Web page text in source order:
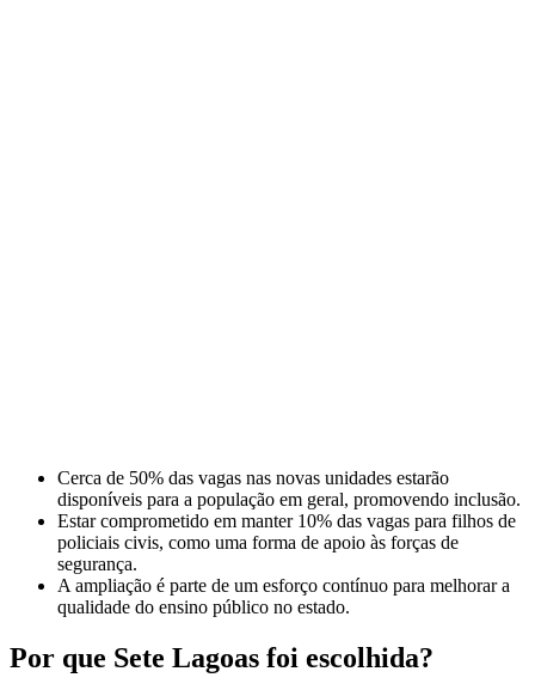
Cerca de 50% das vagas nas novas unidades estarão
disponíveis para a população em geral, promovendo inclusão.
Estar comprometido em manter 10% das vagas para filhos de
policiais civis, como uma forma de apoio às forças de
segurança.
A ampliação é parte de um esforço contínuo para melhorar a
qualidade do ensino público no estado.
Por que Sete Lagoas foi escolhida?